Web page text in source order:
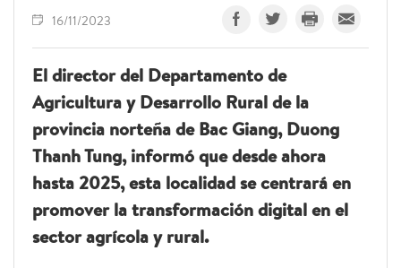
16/11/2023
El director del Departamento de
Agricultura y Desarrollo Rural de la
provincia norteña de Bac Giang, Duong
Thanh Tung, informó que desde ahora
hasta 2025, esta localidad se centrará en
promover la transformación digital en el
sector agrícola y rural.